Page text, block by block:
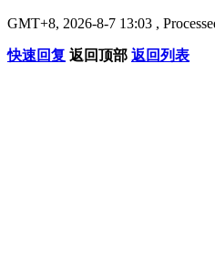
GMT+8, 2026-8-7 13:03 ,
快速回复 返回顶部 返回列表